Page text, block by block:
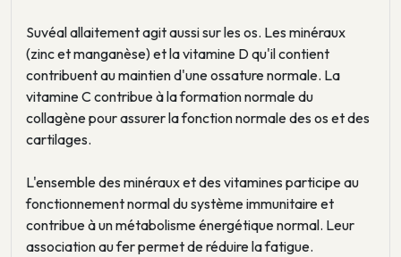
Suvéal allaitement agit aussi sur les os. Les minéraux
(zinc et manganèse) et la vitamine D qu'il contient
contribuent au maintien d'une ossature normale. La
vitamine C contribue à la formation normale du
collagène pour assurer la fonction normale des os et des
cartilages.
L'ensemble des minéraux et des vitamines participe au
fonctionnement normal du système immunitaire et
contribue à un métabolisme énergétique normal. Leur
association au fer permet de réduire la fatigue.